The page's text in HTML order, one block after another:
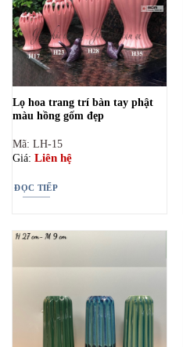
Lọ hoa trang trí bàn tay phật
màu hồng gốm đẹp
Mã: LH-15
Giá: Liên hệ
ĐỌC TIẾP